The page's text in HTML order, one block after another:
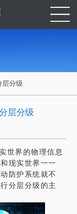
层分级
层分级
世界的物理信息
现实世界一一
防护系统就不
分层分级的主